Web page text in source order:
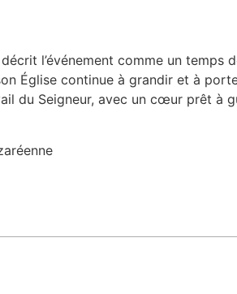
l’événement comme un
Église continue à grandir et à
du Seigneur, avec un cœur prêt à